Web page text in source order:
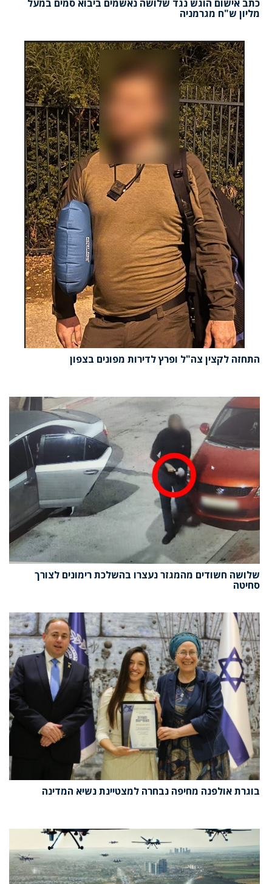
כתב אישום הוגש נגד שלושה נאשמים ביבוא סמים במעל
מליון ש"ח מגרמניה
התחזה לקצין צה"ל ופרץ לדירות מפונים בצפון
שלושה חשודים מהמגזר נעצרו בהשלכת רימונים לצורך
סחיטה
בוגרת אולפנה מחיפה נבחרה למצטיינת נשיא המדינה